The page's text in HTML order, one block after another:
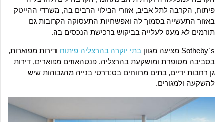
פיתוח, הקרבה לתל אביב, אזורי הבילוי הרבים בה, משרדי ההייטק
באזור התעשייה בסמוך לה ואפשרויות התעסוקה הקרובות גם
תורמים לא מעט לעלייה בביקוש ברכישת הנכסים בה.
Sotheby`s מציעה מגוון בתי יוקרה בהרצליה פיתוח ודירות מפוארות,
בסביבה מטופחת ומושקעת בהרצליה. פנטהאוזים מפוארים, דירות
גן רחבות ידיים, בתים מרווחים בסנדרטי בנייה מהגבוהות שיש
להשקעה ולמגורים.